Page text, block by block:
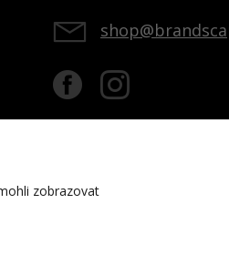
zobrazovat